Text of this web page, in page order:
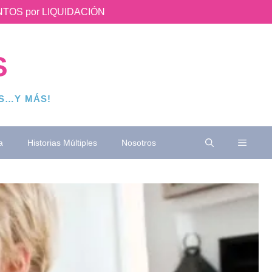
por LIQUIDACIÓN
MÁS!
Historias Múltiples Nosotros